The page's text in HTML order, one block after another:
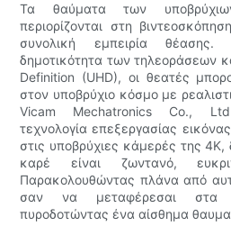
Τα θαύματα των
περιορίζονται στη
συνολική εμπειρία
δημοτικότητα των τηλεοράσεων
Definition (UHD), οι θεατές
στον υποβρύχιο κόσμο με
Vicam Mechatronics Co., Ltd
τεχνολογία επεξεργασίας
στις υποβρύχιες κάμερές της 4K,
καρέ είναι ζωντανό,
Παρακολουθώντας πλάνα από
σαν να μεταφέρεσαι στα
πυροδοτώντας ένα αίσθημα